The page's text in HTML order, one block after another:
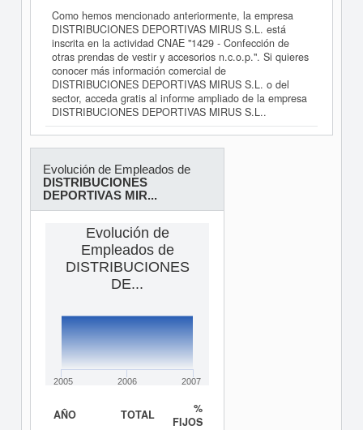
Como hemos mencionado anteriormente, la empresa
DISTRIBUCIONES DEPORTIVAS MIRUS S.L. está
inscrita en la actividad CNAE "1429 - Confección de
otras prendas de vestir y accesorios n.c.o.p.". Si quieres
conocer más información comercial de
DISTRIBUCIONES DEPORTIVAS MIRUS S.L. o del
sector, acceda gratis al informe ampliado de la empresa
DISTRIBUCIONES DEPORTIVAS MIRUS S.L..
Evolución de Empleados de
DISTRIBUCIONES
DEPORTIVAS MIR...
Evolución de
Empleados de
DISTRIBUCIONES
DE...
2005 2006 2007
AÑO TOTAL
%
FIJOS